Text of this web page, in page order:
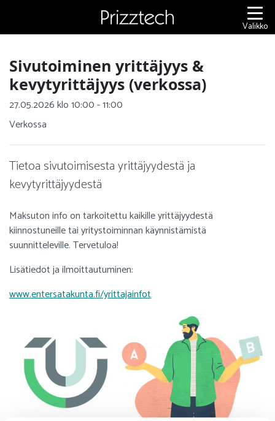
Valikko
Sivutoiminen yrittäjyys &
kevytyrittäjyys (verkossa)
27.05.2026 klo 10:00 - 11:00
Verkossa
Tietoa sivutoimisesta yrittäjyydestä ja
kevytyrittäjyydestä
Maksuton info on tarkoitettu kaikille yrittäjyydestä
kiinnostuneille tai yritystoiminnan käynnistämistä
suunnitteleville. Tervetuloa!
Lisätiedot ja ilmoittautuminen:
www.entersatakunta.fi/yrittajainfot